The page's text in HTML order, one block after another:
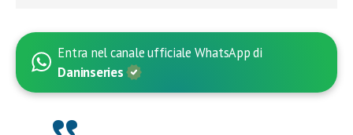
Entra nel canale ufficiale WhatsApp di
Daninseries